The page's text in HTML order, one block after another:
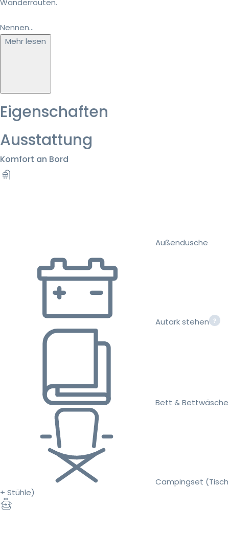
Nennen...
Mehr lesen
Eigenschaften
Ausstattung
Komfort an Bord
Außendusche
Autark stehen
Bett & Bettwäsche
Campingset (Tisch
+ Stühle)